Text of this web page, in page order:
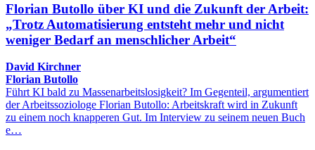
Florian Butollo über KI und die Zukunft der Arbeit:
„Trotz Automatisierung entsteht mehr und nicht
weniger Bedarf an menschlicher Arbeit“
David Kirchner
Florian Butollo
Führt KI bald zu Massenarbeitslosigkeit? Im Gegenteil, argumentiert
der Arbeitssoziologe Florian Butollo: Arbeitskraft wird in Zukunft
zu einem noch knapperen Gut. Im Interview zu seinem neuen Buch
e…